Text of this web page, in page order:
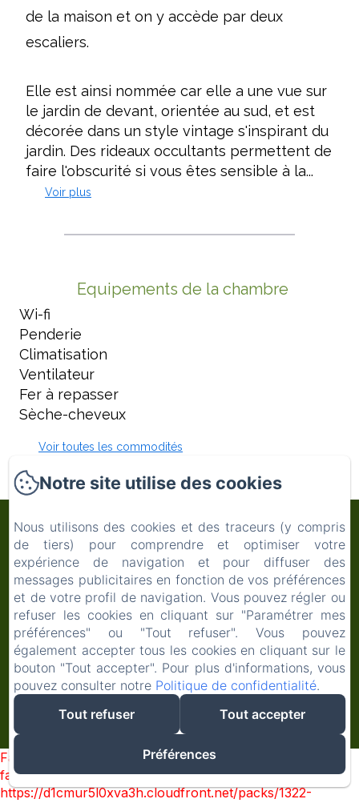
de la maison et on y accède par deux
escaliers.
Elle est ainsi nommée car elle a une vue sur
le jardin de devant, orientée au sud, et est
décorée dans un style vintage s'inspirant du
jardin. Des rideaux occultants permettent de
faire l'obscurité si vous êtes sensible à la...
Voir plus
Equipements de la chambre
Wi-fi
Penderie
Climatisation
Ventilateur
Fer à repasser
Sèche-cheveux
Voir toutes les commodités
Maison Mûrier
Politique de confidentialité Informations légales
Informations sur les cookies
Maison Mûrier, 913 Grand Rue, Fayssac, 81150,
France
hello@maisonmurier.com
‭+33 7 49 14 88 33‬
Créé par Amenitiz
Failed to load BookingEngine/index: Loading chunk 1322
failed. (missing:
https://d1cmur5l0xva3h.cloudfront.net/packs/1322-
Notre site utilise des cookies
Nous utilisons des cookies et des traceurs (y compris
de tiers) pour comprendre et optimiser votre
expérience de navigation et pour diffuser des
messages publicitaires en fonction de vos préférences
et de votre profil de navigation. Vous pouvez régler ou
refuser les cookies en cliquant sur "Paramétrer mes
préférences" ou "Tout refuser". Vous pouvez
également accepter tous les cookies en cliquant sur le
bouton "Tout accepter". Pour plus d'informations, vous
pouvez consulter notre Politique de confidentialité.
Tout refuser
Tout accepter
Préférences